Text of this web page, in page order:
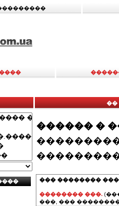
��
������ �
��� ��������
�������� ���.
���, ���